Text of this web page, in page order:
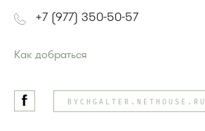
+7 (977) 350-50-57
Как добраться
Автобусы № 5, 15, 17, 20, 32.
Маршрутка № 417м, 460м, 479м, 720м
BYCHGALTER.NETHOUSE.RU